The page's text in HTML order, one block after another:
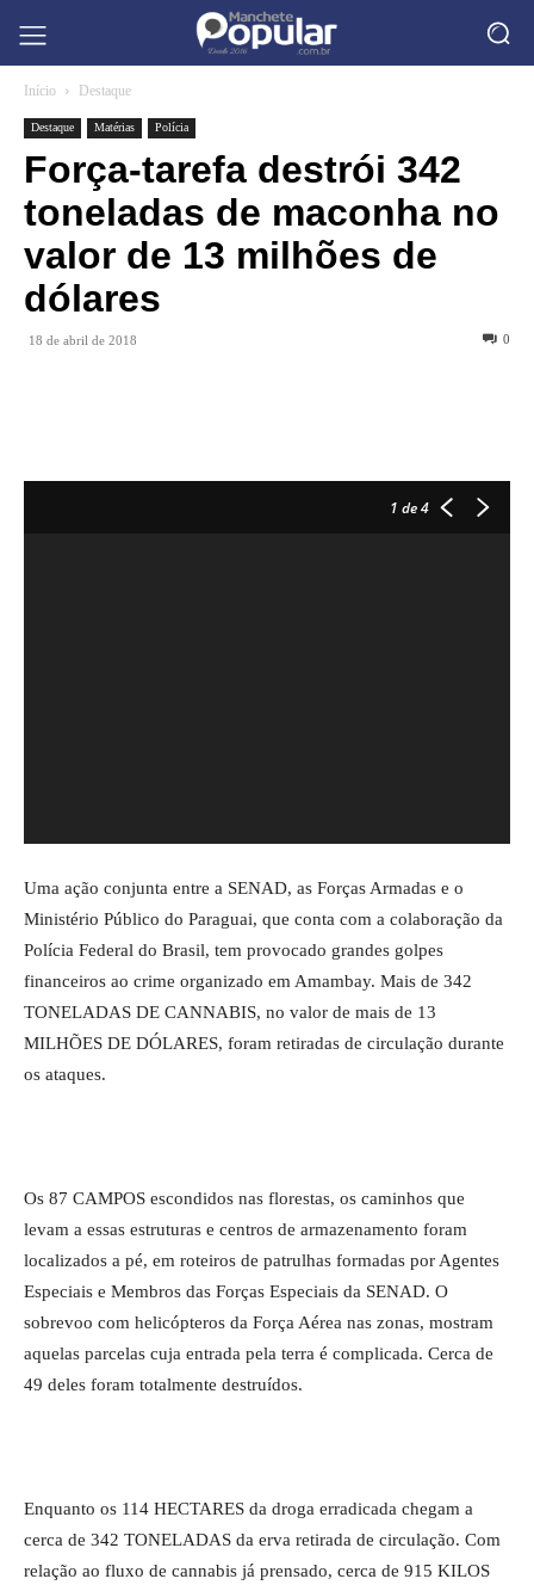
Início Destaque
Destaque Matérias Polícia
Força-tarefa destrói 342
toneladas de maconha no
valor de 13 milhões de
dólares
18 de abril de 2018 0
1 de 4
Uma ação conjunta entre a SENAD, as Forças Armadas e o
Ministério Público do Paraguai, que conta com a colaboração da
Polícia Federal do Brasil, tem provocado grandes golpes
financeiros ao crime organizado em Amambay. Mais de 342
TONELADAS DE CANNABIS, no valor de mais de 13
MILHÕES DE DÓLARES, foram retiradas de circulação durante
os ataques.
Os 87 CAMPOS escondidos nas florestas, os caminhos que
levam a essas estruturas e centros de armazenamento foram
localizados a pé, em roteiros de patrulhas formadas por Agentes
Especiais e Membros das Forças Especiais da SENAD. O
sobrevoo com helicópteros da Força Aérea nas zonas, mostram
aquelas parcelas cuja entrada pela terra é complicada. Cerca de
49 deles foram totalmente destruídos.
Enquanto os 114 HECTARES da droga erradicada chegam a
cerca de 342 TONELADAS da erva retirada de circulação. Com
relação ao fluxo de cannabis já prensado, cerca de 915 KILOS